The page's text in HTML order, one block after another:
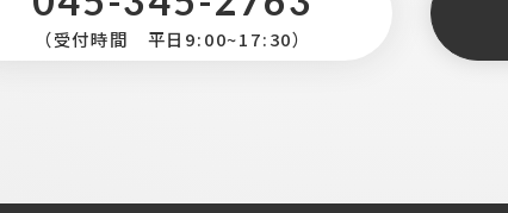
（受付時間 平日9:00~17:30）